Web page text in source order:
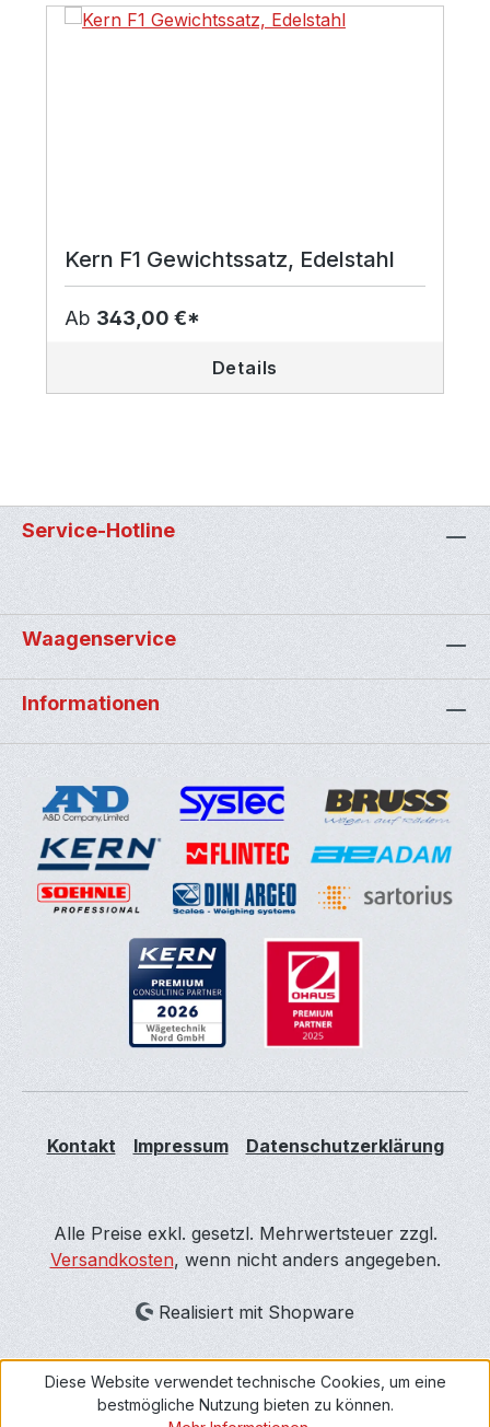
Kern F1 Gewichtssatz, Edelstahl
Ab 343,00 €*
Details
Service-Hotline
Waagenservice
Informationen
Kontakt Impressum Datenschutzerklärung
Alle Preise exkl. gesetzl. Mehrwertsteuer zzgl.
Versandkosten, wenn nicht anders angegeben.
Realisiert mit Shopware
Diese Website verwendet technische Cookies, um eine
bestmögliche Nutzung bieten zu können.